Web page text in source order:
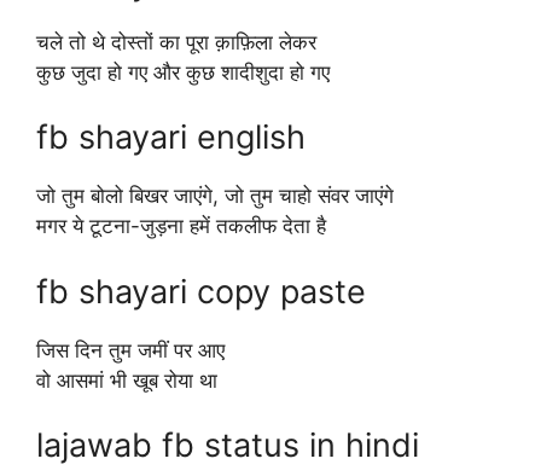
चले तो थे दोस्तों का पूरा क़ाफ़िला लेकर
कुछ जुदा हो गए और कुछ शादीशुदा हो गए
fb shayari english
जो तुम बोलो बिखर जाएंगे, जो तुम चाहो संवर जाएंगे
मगर ये टूटना-जुड़ना हमें तकलीफ देता है
fb shayari copy paste
जिस दिन तुम जमीं पर आए
वो आसमां भी खूब रोया था
lajawab fb status in hindi